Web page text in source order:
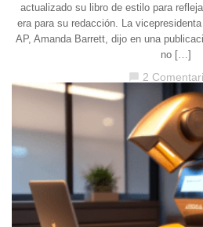
actualizado su libro de estilo para
era para su redacción. La
AP, Amanda Barrett, dijo en una
no […]
2